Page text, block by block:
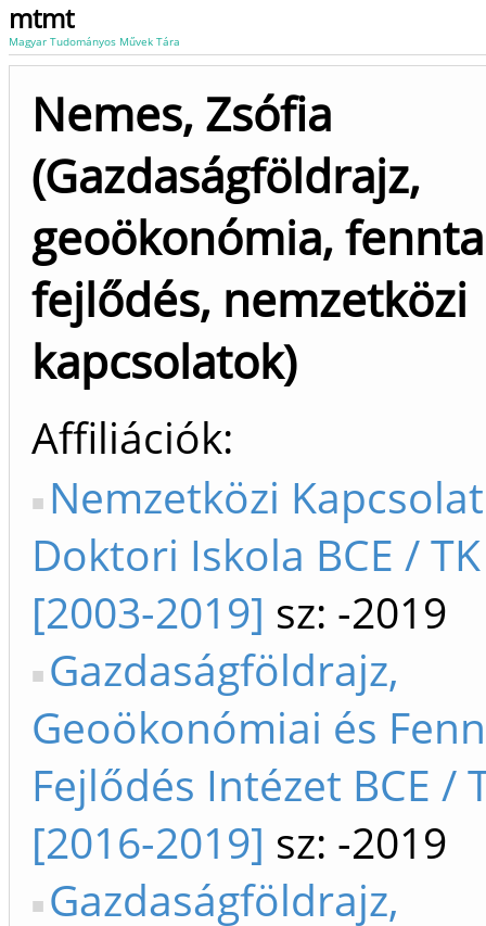
mtmt
Magyar Tudományos Művek Tára
Nemes, Zsófia
(Gazdaságföldrajz,
geoökonómia,
fejlődés, nemzetközi
kapcsolatok)
Affiliációk
Nemzetközi
Doktori Iskola BCE /
[2003-2019] sz: -2019
Gazdaságföldrajz,
Geoökonómiai és
Fejlődés Intézet BCE /
[2016-2019] sz: -2019
Gazdaságföldrajz,